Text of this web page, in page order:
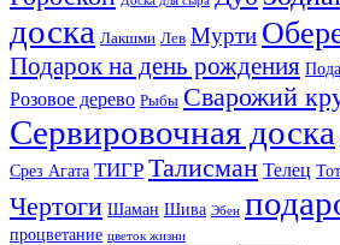
доска Лакшми Лев Мурти
Подарок на день рождения
Розовое дерево Рыбы Сварожий
Сервировочная доска
Срез Агата ТИГР Талисман Телец
Чертоги Шаман Шива Эбен
процветание цветок жизни